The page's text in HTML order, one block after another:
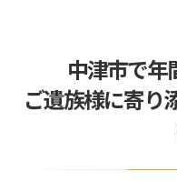
2026/08/04
本日、熊本
2026/07/31
本日、大
要物の引
2026/08/08
中津市で年
ご遺族様に寄り